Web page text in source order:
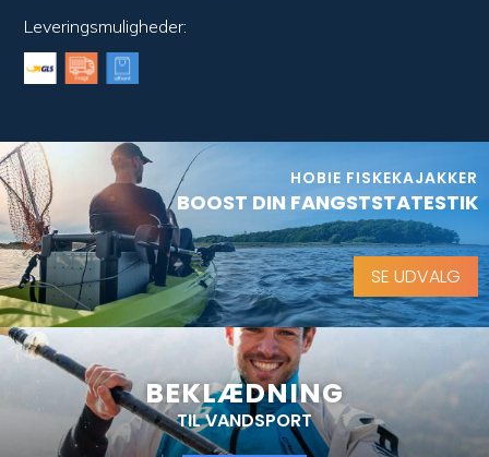
Leveringsmuligheder:
HOBIE FISKEKAJAKKER
BOOST DIN FANGSTSTATESTIK
SE UDVALG
BEKLÆDNING
TIL VANDSPORT